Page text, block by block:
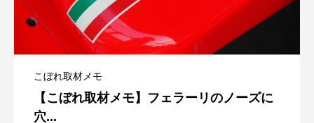
こぼれ取材メモ
【こぼれ取材メモ】フェラーリのノーズに
穴...